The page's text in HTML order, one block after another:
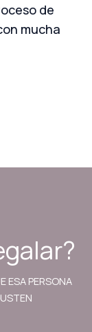
de
mucha
ESA PERSONA